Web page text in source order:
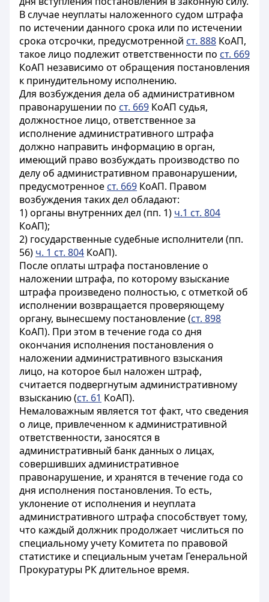
В случае неуплаты наложенного судом штрафа
по истечении данного срока или по истечении
срока отсрочки, предусмотренной ст. 888 КоАП,
такое лицо подлежит ответственности по ст. 669
КоАП независимо от обращения постановления
к принудительному исполнению.
Для возбуждения дела об административном
правонарушении по ст. 669 КоАП судья,
должностное лицо, ответственное за
исполнение административного штрафа
должно направить информацию в орган,
имеющий право возбуждать производство по
делу об административном правонарушении,
предусмотренное ст. 669 КоАП. Правом
возбуждения таких дел обладают:
1) органы внутренних дел (пп. 1) ч.1 ст. 804
КоАП);
2) государственные судебные исполнители (пп.
56) ч. 1 ст. 804 КоАП).
После оплаты штрафа постановление о
наложении штрафа, по которому взыскание
штрафа произведено полностью, с отметкой об
исполнении возвращается проверяющему
органу, вынесшему постановление (ст. 898
КоАП). При этом в течение года со дня
окончания исполнения постановления о
наложении административного взыскания
лицо, на которое был наложен штраф,
считается подвергнутым административному
взысканию (ст. 61 КоАП).
Немаловажным является тот факт, что сведения
о лице, привлеченном к административной
ответственности, заносятся в
административный банк данных о лицах,
совершивших административное
правонарушение, и хранятся в течение года со
дня исполнения постановления. То есть,
уклонение от исполнения и неуплата
административного штрафа способствует тому,
что каждый должник продолжает числиться по
специальному учету Комитета по правовой
статистике и специальным учетам Генеральной
Прокуратуры РК длительное время.